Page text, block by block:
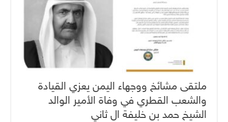
ملتقى مشائخ ووجهاء اليمن يعزي القيادة
والشعب القطري في وفاة الأمير الوالد
الشيخ حمد بن خليفة ال ثاني